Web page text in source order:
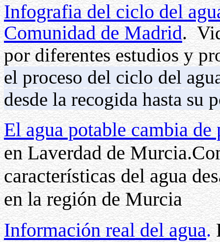
Infografia del ciclo del
Comunidad de Madrid.
por diferentes estudios y
el proceso del ciclo del
desde la recogida hasta su
El agua potable cambia de
en Laverdad de
características del agua
en la región de Murcia
Información real del agua.